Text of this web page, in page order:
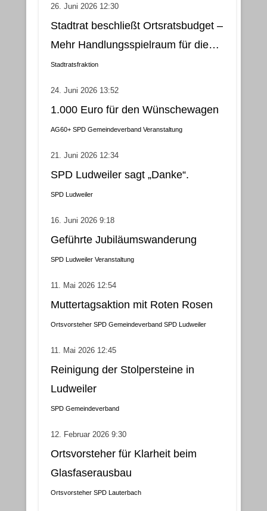
26. Juni 2026 12:30
Stadtrat beschließt Ortsratsbudget –
Mehr Handlungsspielraum für die
Gemeindebezirke
Stadtratsfraktion
24. Juni 2026 13:52
1.000 Euro für den Wünschewagen
AG60+ SPD Gemeindeverband Veranstaltung
21. Juni 2026 12:34
SPD Ludweiler sagt „Danke“.
SPD Ludweiler
16. Juni 2026 9:18
Geführte Jubiläumswanderung
SPD Ludweiler Veranstaltung
11. Mai 2026 12:54
Muttertagsaktion mit Roten Rosen
Ortsvorsteher SPD Gemeindeverband SPD Ludweiler
11. Mai 2026 12:45
Reinigung der Stolpersteine in
Ludweiler
SPD Gemeindeverband
12. Februar 2026 9:30
Ortsvorsteher für Klarheit beim
Glasfaserausbau
Ortsvorsteher SPD Lauterbach